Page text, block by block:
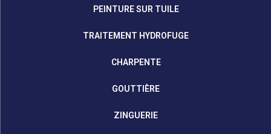
PEINTURE SUR TUILE
TRAITEMENT HYDROFUGE
CHARPENTE
GOUTTIÈRE
ZINGUERIE